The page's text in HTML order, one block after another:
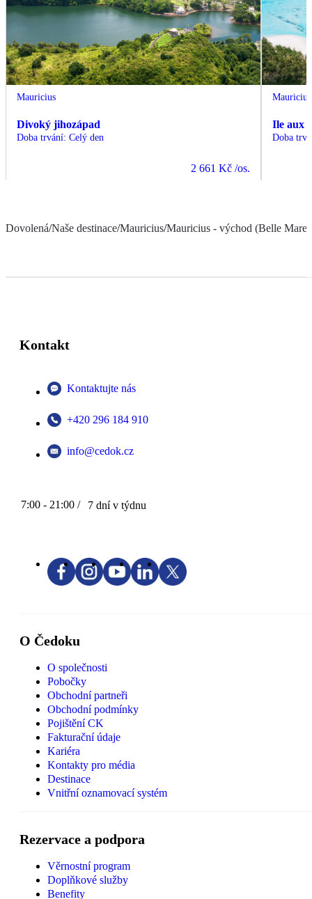
Mauricius
Divoký jihozápad
Doba trvání: Celý den
2 661 Kč /os.
Mauricius
Ile aux
Doba
Dovolená/Naše destinace/Mauricius/Mauricius - východ (Belle Mare
Kontakt
Kontaktujte nás
+420 296 184 910
info@cedok.cz
7:00 - 21:00 / 7 dní v týdnu
O Čedoku
O společnosti
Pobočky
Obchodní partneři
Obchodní podmínky
Pojištění CK
Fakturační údaje
Kariéra
Kontakty pro média
Destinace
Vnitřní oznamovací systém
Rezervace a podpora
Věrnostní program
Doplňkové služby
Benefity